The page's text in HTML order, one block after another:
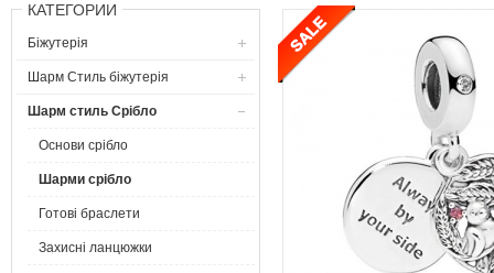
КАТЕГОРИИ
Біжутерія
Шарм Стиль бiжутерiя
Шарм стиль Срібло
Основи срібло
Шарми срібло
Готові браслети
Захисні ланцюжки